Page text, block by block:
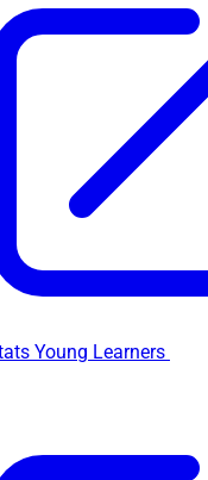
Young Learners